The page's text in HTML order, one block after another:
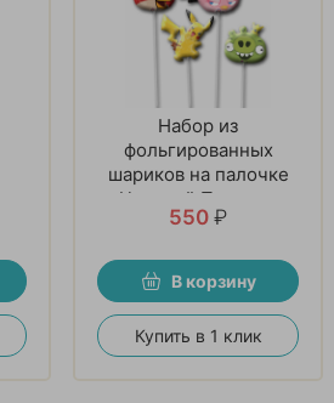
Набор из
фольгированных
шариков на палочке
«Цветной Подарок»
550 ₽
В корзину
Купить в 1 клик